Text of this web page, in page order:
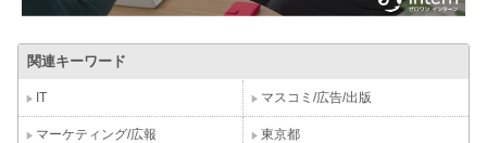
関連キーワード
IT マスコミ/広告/出版
マーケティング/広報 東京都